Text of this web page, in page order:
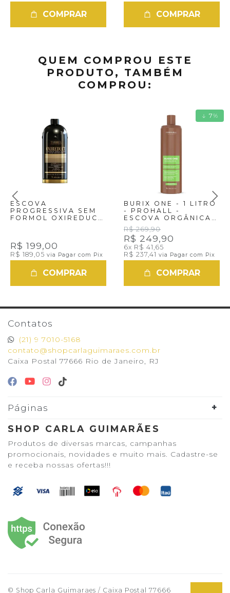
COMPRAR COMPRAR
QUEM COMPROU ESTE
PRODUTO, TAMBÉM
COMPROU:
ESCOVA
PROGRESSIVA SEM
FORMOL OXIREDUCT
R$ 199,00
R$ 189,05 via Pagar com Pix
COMPRAR
7%
BURIX ONE - 1 LITRO
- PROHALL -
ESCOVA ORGÂNICA
TANINO
REESTRUTURAÇÃO
MOLECULAR
R$ 269,90
R$ 249,90
6x R$ 41,65
R$ 237,41 via Pagar com Pix
COMPRAR
Contatos
(21) 9 7010-5168
contato@shopcarlaguimaraes.com.br
Caixa Postal 77666 Rio de Janeiro, RJ
Páginas
SHOP CARLA GUIMARÃES
Produtos de diversas marcas, campanhas
promocionais, novidades e muito mais. Cadastre-se
e receba nossas ofertas!!!
© Shop Carla Guimaraes / Caixa Postal 77666